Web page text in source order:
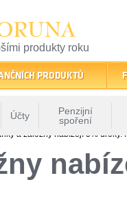
produkty roku
na finančním trhu
PRODUKTŮ
Účty
Penzijní
spoření
a záložny nabízejí 5% úroky.